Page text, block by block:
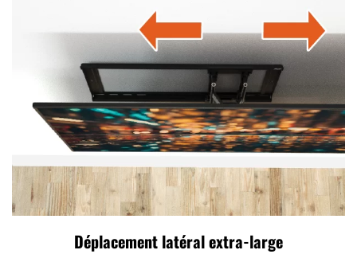
Déplacement latéral extra-large